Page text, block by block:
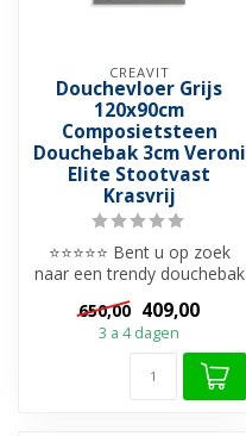
CREAVIT
Douchevloer Grijs
120x90cm
Composietsteen
Douchebak 3cm Veroni
Elite Stootvast
Krasvrij
⭐⭐⭐⭐⭐ Bent u op zoek
naar een trendy douchebak
Bekijk dan...
650,00 409,00
3 a 4 dagen